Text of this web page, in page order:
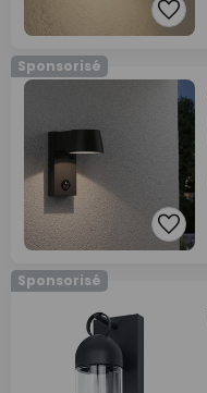
Sponsorisé
Sponsorisé